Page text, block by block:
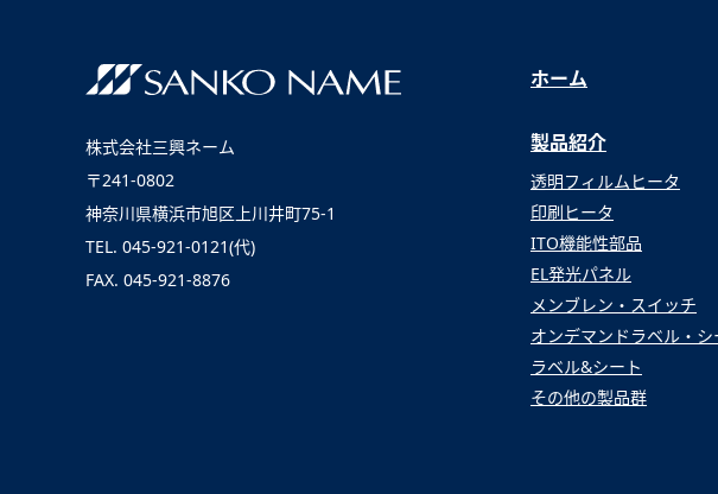
株式会社三興ネーム
〒241-0802
神奈川県横浜市旭区上川井町75-1
TEL. 045-921-0121(代)
FAX. 045-921-8876
ホーム
製品紹介
透明フィルムヒータ
印刷ヒータ
ITO機能性部品
EL発光パネル
メンブレン・スイッチ
オンデマンドラベル・シ
ラベル&シート
その他の製品群